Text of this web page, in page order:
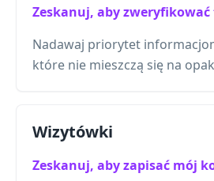
Zeskanuj, aby
Nadawaj priorytet
które nie mieszczą się na
Wizytówki
Zeskanuj, aby zapisać mój